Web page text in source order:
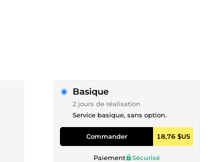
Basique
2 jours de réalisation
Service basique, sans option.
Commander 18,76 $US
Paiement Sécurisé